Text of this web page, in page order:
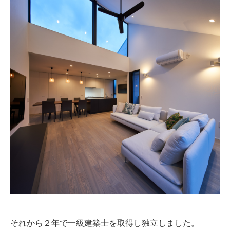
それから２年で一級建築士を取得し独立しました。